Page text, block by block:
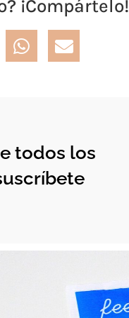
¡Compártelo!
todos los